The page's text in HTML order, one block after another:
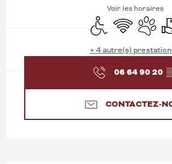
Voir les horaires
Accès handicapés
WiFi
+ 4 autre(s)
06 64 90 20
CONTACTEZ-